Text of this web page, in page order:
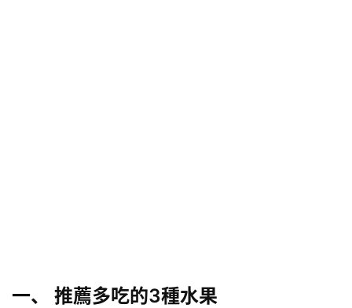
一、 推薦多吃的3種水果